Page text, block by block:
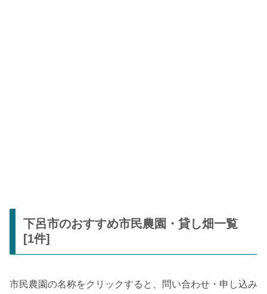
下呂市のおすすめ市民農園・貸し畑一覧
[1件]
市民農園の名称をクリックすると、問い合わせ・申し込み